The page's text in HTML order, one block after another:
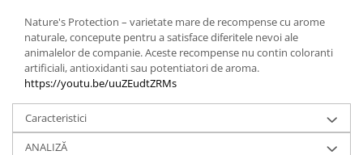
Nature's Protection – varietate mare de recompense cu arome
naturale, concepute pentru a satisface diferitele nevoi ale
animalelor de companie. Aceste recompense nu contin coloranti
artificiali, antioxidanti sau potentiatori de aroma.
https://youtu.be/uuZEudtZRMs
Caracteristici
ANALIZĂ